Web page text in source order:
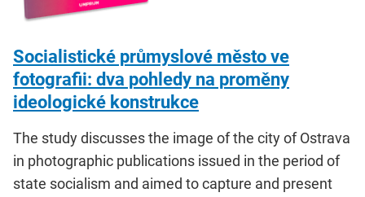
Socialistické průmyslové město ve
fotografii: dva pohledy na proměny
ideologické konstrukce
The study discusses the image of the city of Ostrava
in photographic publications issued in the period of
state socialism and aimed to capture and present